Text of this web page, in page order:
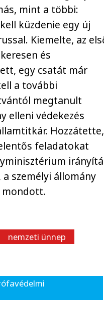
mint a többi:
küzdenie egy új
Kiemelte, az
és
egy csatát már
a további
megtanult
elleni védekezés
feladatokat
személyi állomány
mondott.
nemzeti ünnep